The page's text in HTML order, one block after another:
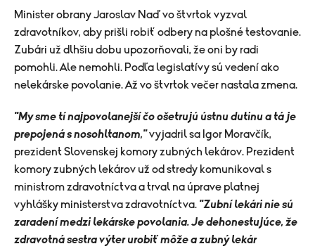
Minister obrany Jaroslav Naď vo štvrtok vyzval
zdravotníkov, aby prišli robiť odbery na plošné testovanie.
Zubári už dlhšiu dobu upozorňovali, že oni by radi
pomohli. Ale nemohli. Podľa legislatívy sú vedení ako
nelekárske povolanie. Až vo štvrtok večer nastala zmena.
"My sme tí najpovolanejší čo ošetrujú ústnu dutinu a tá je
prepojená s nosohltanom,"vyjadril sa Igor Moravčík,
prezident Slovenskej komory zubných lekárov. Prezident
komory zubných lekárov už od stredy komunikoval s
ministrom zdravotníctva a trval na úprave platnej
vyhlášky ministerstva zdravotníctva. "Zubní lekári nie sú
zaradení medzi lekárske povolania. Je dehonestujúce, že
zdravotná sestra výter urobiť môže a zubný lekár